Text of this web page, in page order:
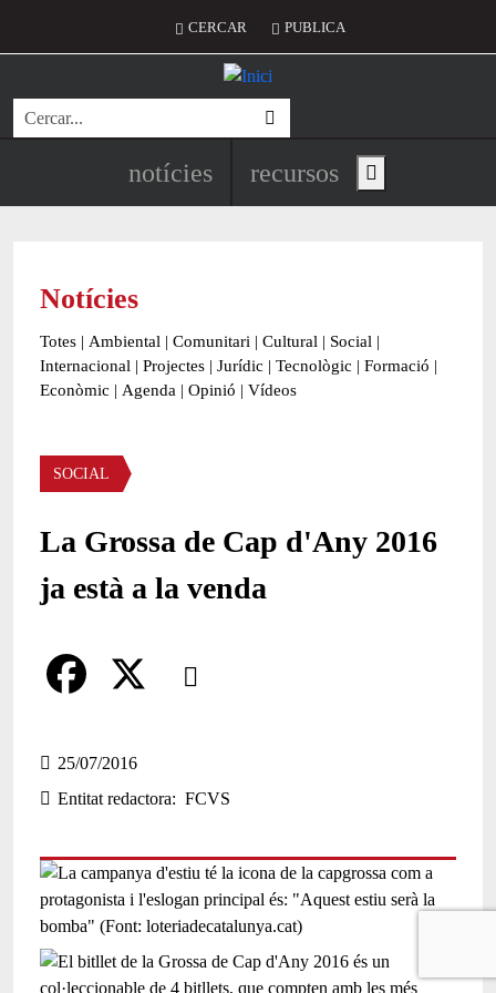
Menú del compte d'usuari
CERCAR PUBLICA
Cerca
Navegació principal de
notícies recursos Show main menu
Notícies
Totes | Ambiental | Comunitari | Cultural | Social |
Internacional | Projectes | Jurídic | Tecnològic | Formació |
Econòmic | Agenda | Opinió | Vídeos
Àmbit de la notícia
SOCIAL
La Grossa de Cap d'Any 2016
ja està a la venda
Comparteix
a
c
b
o
o
25/07/2016
Entitat redactora
FCVS